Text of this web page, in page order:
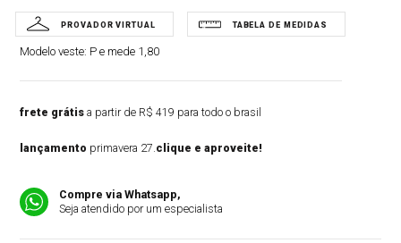
Modelo veste: P e mede 1,80
frete grátis a partir de R$ 419 para todo o brasil
lançamento primavera 27.clique e aproveite!
Compre via Whatsapp,
Seja atendido por um especialista